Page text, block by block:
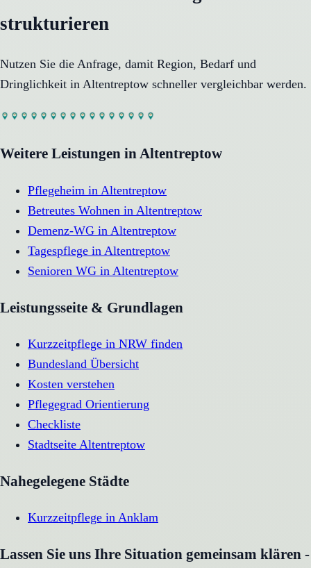
strukturieren
Nutzen Sie die Anfrage, damit Region, Bedarf und
Dringlichkeit in Altentreptow schneller vergleichbar werden.
Weitere Leistungen inAltentreptow
Pflegeheim in Altentreptow
Betreutes Wohnen in Altentreptow
Demenz-WG in Altentreptow
Tagespflege in Altentreptow
Senioren WG in Altentreptow
Leistungsseite & Grundlagen
Kurzzeitpflege in NRW finden
Bundesland Übersicht
Kosten verstehen
Pflegegrad Orientierung
Checkliste
Stadtseite Altentreptow
Nahegelegene Städte
Kurzzeitpflege in Anklam
Lassen Sie uns Ihre Situation gemeinsam klären -